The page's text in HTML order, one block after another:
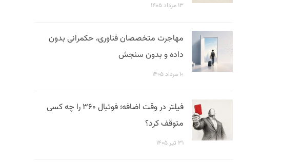
۱۳ مرداد ۱۴۰۵
مهاجرت متخصصان فناوری، حکمرانی بدون
داده و بدون سنجش
۱۰ مرداد ۱۴۰۵
فیلتر در وقت اضافه؛ فوتبال ۳۶۰ را چه کسی
متوقف کرد؟
۳۱ تیر ۱۴۰۵